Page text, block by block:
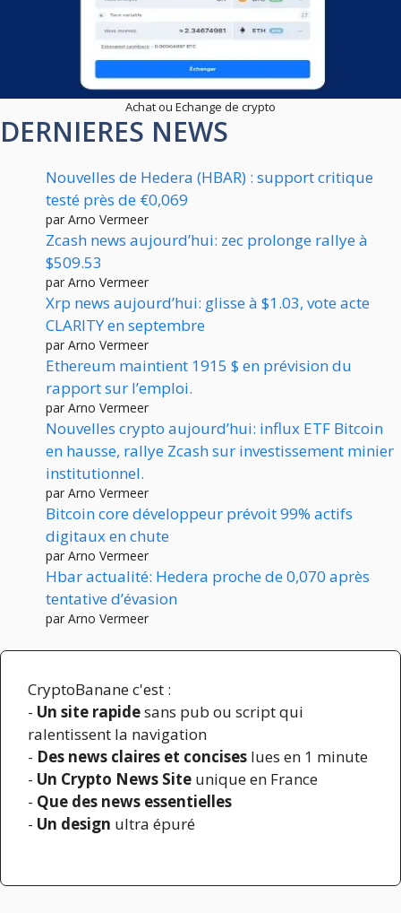
Achat ou Echange de crypto
DERNIERES NEWS
Nouvelles de Hedera (HBAR) : support critique
testé près de €0,069
par Arno Vermeer
Zcash news aujourd’hui: zec prolonge rallye à
$509.53
par Arno Vermeer
Xrp news aujourd’hui: glisse à $1.03, vote acte
CLARITY en septembre
par Arno Vermeer
Ethereum maintient 1915 $ en prévision du
rapport sur l’emploi.
par Arno Vermeer
Nouvelles crypto aujourd’hui: influx ETF Bitcoin
en hausse, rallye Zcash sur investissement minier
institutionnel.
par Arno Vermeer
Bitcoin core développeur prévoit 99% actifs
digitaux en chute
par Arno Vermeer
Hbar actualité: Hedera proche de 0,070 après
tentative d’évasion
par Arno Vermeer
CryptoBanane c'est :
- Un site rapidesans pub ou script qui
ralentissent la navigation
- Des news claires et concises lues en 1 minute
- Un Crypto News Site unique en France
- Que des news essentielles
- Un design ultra épuré